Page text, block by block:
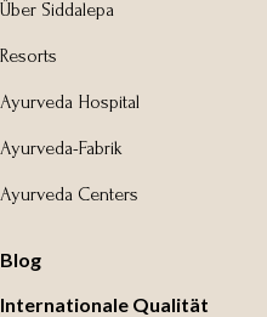
Über Siddalepa
Resorts
Ayurveda Hospital
Ayurveda-Fabrik
Ayurveda Centers
Blog
Internationale Qualität